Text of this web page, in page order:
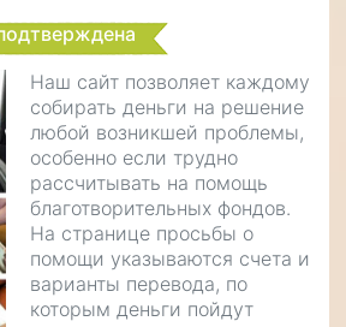
Наш сайт позволяет каждому
собирать деньги на решение
любой возникшей проблемы,
особенно если трудно
рассчитывать на помощь
благотворительных фондов.
На странице просьбы о
помощи указываются счета и
варианты перевода, по
которым деньги пойдут